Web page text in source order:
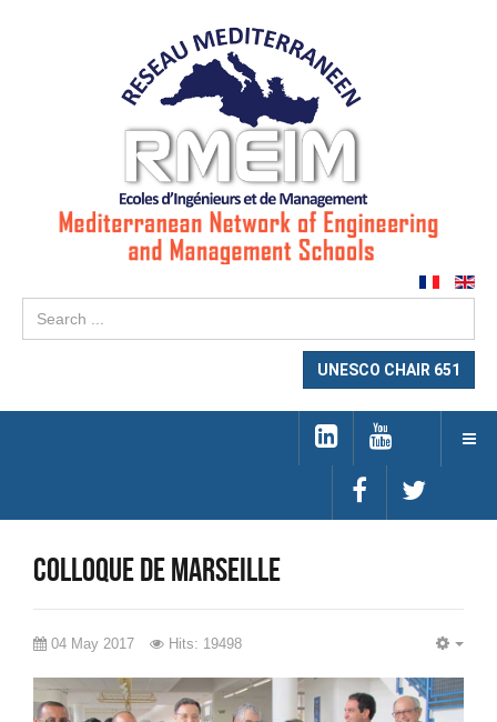
UNESCO CHAIR 651
Colloque de Marseille
04 May 2017 Hits: 19498